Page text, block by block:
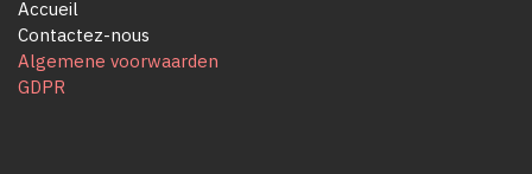
Accueil
Contactez-nous
Algemene voorwaarden
GDPR